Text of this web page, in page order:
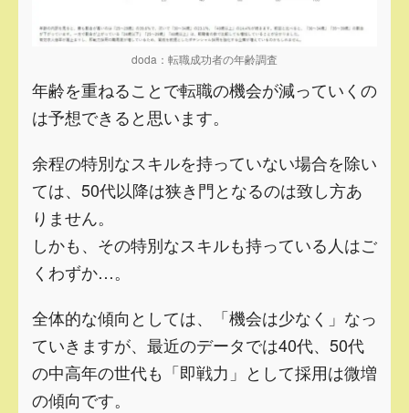
doda：転職成功者の年齢調査
年齢を重ねることで転職の機会が減っていくの
は予想できると思います。
余程の特別なスキルを持っていない場合を除い
ては、50代以降は狭き門となるのは致し方あ
りません。
しかも、その特別なスキルも持っている人はご
くわずか…。
全体的な傾向としては、「機会は少なく」なっ
ていきますが、最近のデータでは40代、50代
の中高年の世代も「即戦力」として採用は微増
の傾向です。